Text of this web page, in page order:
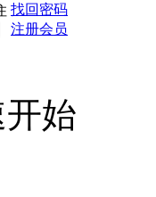
找回密码
注册会员
始